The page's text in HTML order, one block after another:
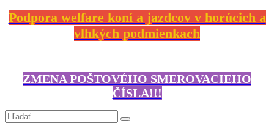
Podpora welfare koní a jazdcov v horúcich a
vlhkých podmienkach
ZMENA POŠTOVÉHO SMEROVACIEHO
ČÍSLA!!!